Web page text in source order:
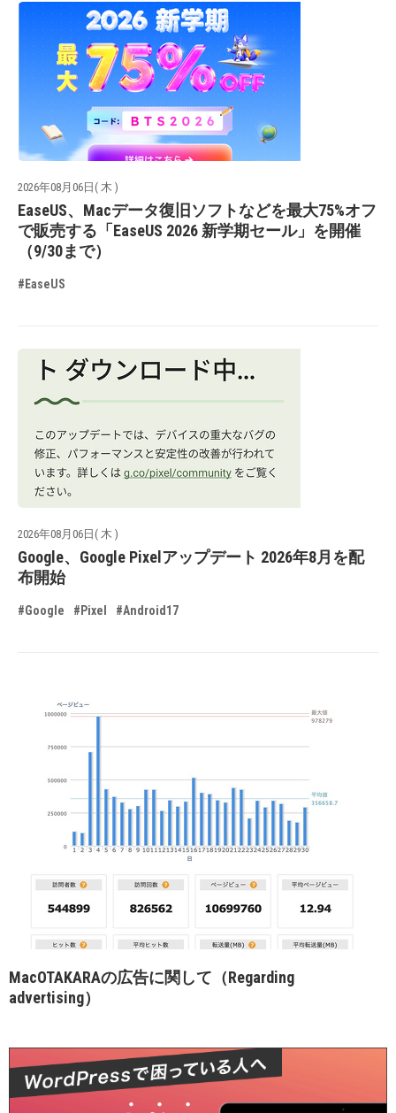
2026年08月06日( 木 )
EaseUS、Macデータ復旧ソフトなどを最大75%オフ
で販売する「EaseUS 2026 新学期セール」を開催
（9/30まで）
#EaseUS
2026年08月06日( 木 )
Google、Google Pixelアップデート 2026年8月を配
布開始
#Google #Pixel #Android17
MacOTAKARAの広告に関して（Regarding
advertising）